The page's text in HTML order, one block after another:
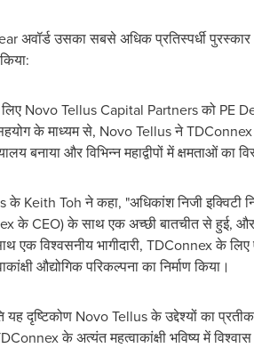
उसका सबसे अधिक प्रतिस्पर्धी पुरस्कार
Novo Tellus Capital Partners को PE
के माध्यम से, Novo Tellus ने TDConnex
बनाया और विभिन्न महाद्वीपों में क्षमताओं का
के Keith Toh ने कहा, "अधिकांश निजी
के CEO) के साथ एक अच्छी बातचीत से हुई,
एक विश्वसनीय भागीदारी, TDConnex के
औद्योगिक परिकल्पना का निर्माण किया।
यह दृष्टिकोण Novo Tellus के उद्देश्यों का
के अत्यंत महत्वाकांक्षी भविष्य में